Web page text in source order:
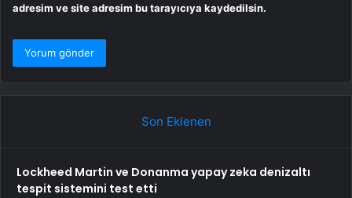
adresim ve site adresim bu tarayıcıya kaydedilsin.
Son Eklenen
Lockheed Martin ve Donanma yapay zeka denizaltı
tespit sistemini test etti